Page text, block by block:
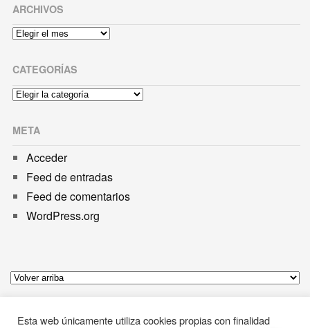
ARCHIVOS
Archivos
CATEGORÍAS
Categorías
META
Acceder
Feed de entradas
Feed de comentarios
WordPress.org
Powered byWordPress.
Esta web únicamente utiliza cookies propias con finalidad